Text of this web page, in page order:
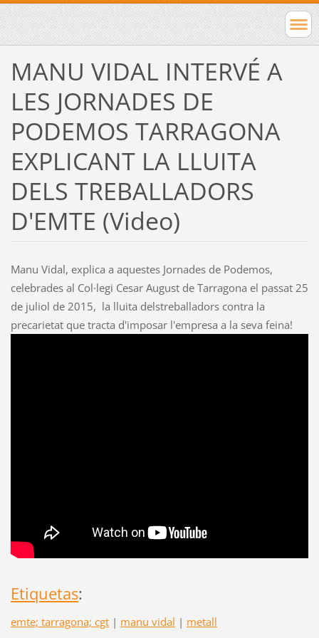
MANU VIDAL INTERVÉ A
LES JORNADES DE
PODEMOS TARRAGONA
EXPLICANT LA LLUITA
DELS TREBALLADORS
D'EMTE (Video)
Manu Vidal, explica a aquestes Jornades de Podemos,
celebrades al Col·legi Cesar August de Tarragona el passat 25
de juliol de 2015, la lluita delstreballadors contra la
precarietat que tracta d'imposar l'empresa a la seva feina!
Etiquetas:
emte; tarragona; cgt | manu vidal | metall